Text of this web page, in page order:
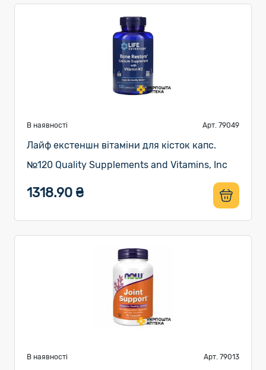
В наявності Арт. 79049
Лайф екстеншн вітаміни для кісток капс.
№120 Quality Supplements and Vitamins, Inc
1318.90 ₴
В наявності Арт. 79013